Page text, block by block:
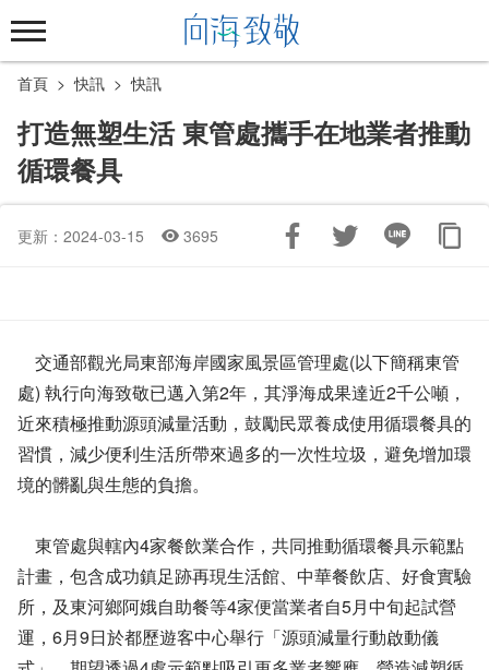
到
主
首頁 快訊 快訊
打造無塑生活 東管處攜手在地業者推動
循環餐具
更新：2024-03-15 3695
交通部觀光局東部海岸國家風景區管理處(以下簡稱東管
處) 執行向海致敬已邁入第2年，其淨海成果達近2千公噸，
近來積極推動源頭減量活動，鼓勵民眾養成使用循環餐具的
習慣，減少便利生活所帶來過多的一次性垃圾，避免增加環
境的髒亂與生態的負擔。
東管處與轄內4家餐飲業合作，共同推動循環餐具示範點
計畫，包含成功鎮足跡再現生活館、中華餐飲店、好食實驗
所，及東河鄉阿娥自助餐等4家便當業者自5月中旬起試營
運，6月9日於都歷遊客中心舉行「源頭減量行動啟動儀